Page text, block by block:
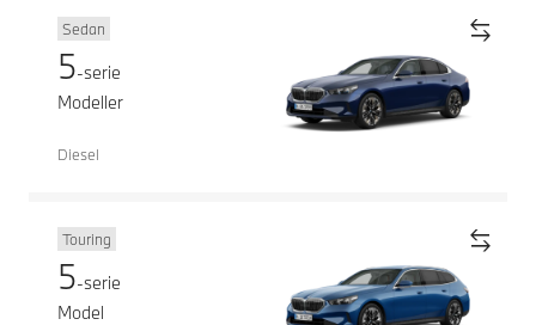
Sedan
5-serie
Modeller
Diesel
Touring
5-serie
Model